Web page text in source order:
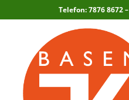
Telefon: 7876 8672 –